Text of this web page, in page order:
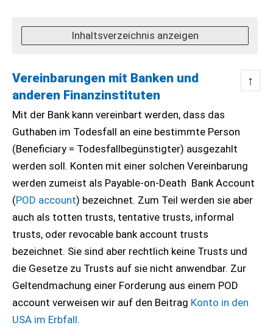
Inhaltsverzeichnis anzeigen
↑
Vereinbarungen mit Banken und
anderen Finanzinstituten
Mit der Bank kann vereinbart werden, dass das
Guthaben im Todesfall an eine bestimmte Person
(Beneficiary = Todesfallbegünstigter) ausgezahlt
werden soll. Konten mit einer solchen Vereinbarung
werden zumeist als Payable-on-Death Bank Account
(POD account) bezeichnet. Zum Teil werden sie aber
auch als totten trusts, tentative trusts, informal
trusts, oder revocable bank account trusts
bezeichnet. Sie sind aber rechtlich keine Trusts und
die Gesetze zu Trusts auf sie nicht anwendbar. Zur
Geltendmachung einer Forderung aus einem POD
account verweisen wir auf den Beitrag Konto in den
USA im Erbfall.